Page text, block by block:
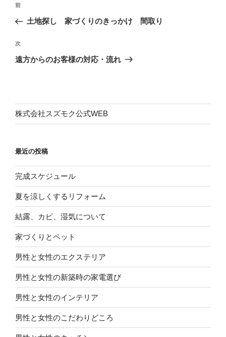
ビ
ゲ
ン
過
去
投
稿
前
土地探し 家づくりのきっかけ 間取り
次
の
次
遠方からのお客様の対応・流れ
株式会社スズモク公式WEB
最近の投稿
完成スケジュール
夏を涼しくするリフォーム
結露、カビ、湿気について
家づくりとペット
男性と女性のエクステリア
男性と女性の新築時の家電選び
男性と女性のインテリア
男性と女性のこだわりどころ